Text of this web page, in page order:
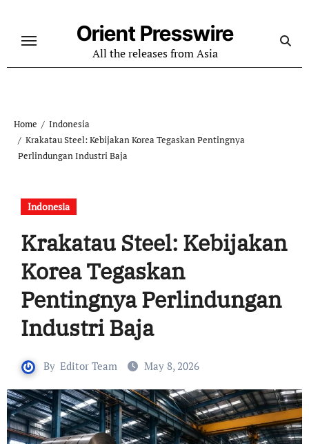
content
Orient Presswire
All the releases from Asia
Home
Indonesia
Krakatau Steel: Kebijakan Korea Tegaskan Pentingnya
Perlindungan Industri Baja
Indonesia
Krakatau Steel: Kebijakan
Korea Tegaskan
Pentingnya Perlindungan
Industri Baja
By Editor Team May 8, 2026